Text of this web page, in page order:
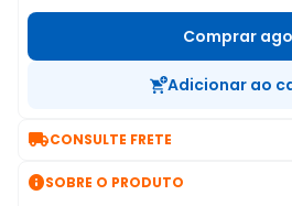
Comprar
Adicionar ao
CONSULTE FRETE
SOBRE O PRODUTO